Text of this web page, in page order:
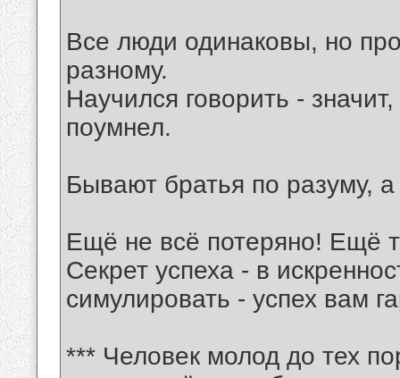
Все люди одинаковы, но
разному.
Научился говорить -
поумнел.
Бывают братья по разуму,
Ещё не всё потеряно! Ещё
Секрет успеха - в
симулировать - успех вам
*** Человек молод до тех